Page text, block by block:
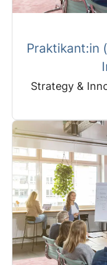
Praktikant:in
Strategy &